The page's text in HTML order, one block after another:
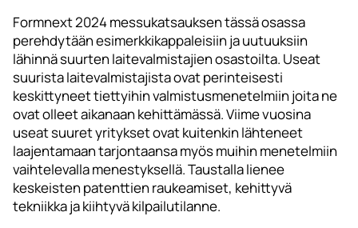
Formnext 2024 messukatsauksen tässä osassa
perehdytään esimerkkikappaleisiin ja uutuuksiin
lähinnä suurten laitevalmistajien osastoilta. Useat
suurista laitevalmistajista ovat perinteisesti
keskittyneet tiettyihin valmistusmenetelmiin joita ne
ovat olleet aikanaan kehittämässä. Viime vuosina
useat suuret yritykset ovat kuitenkin lähteneet
laajentamaan tarjontaansa myös muihin menetelmiin
vaihtelevalla menestyksellä. Taustalla lienee
keskeisten patenttien raukeamiset, kehittyvä
tekniikka ja kiihtyvä kilpailutilanne.